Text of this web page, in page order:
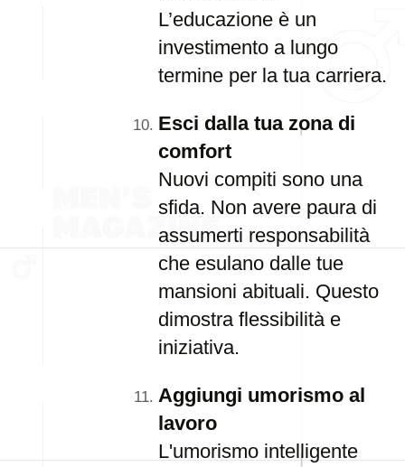
L’educazione è un
investimento a lungo
termine per la tua carriera.
Esci dalla tua zona di
comfort
Nuovi compiti sono una
sfida. Non avere paura di
assumerti responsabilità
che esulano dalle tue
mansioni abituali. Questo
dimostra flessibilità e
iniziativa.
Aggiungi umorismo al
lavoro
L'umorismo intelligente